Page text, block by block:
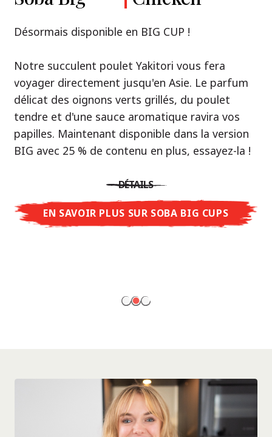
Trois univers de saveurs, un seul objectif : le
vrai ramen de niveau restaurant – sans le
restaurant.
Avec Nissin Ramen Premium, découvrez le
plaisir du ramen japonais comme jamais
Yuzu, épicé et relevé avec Spicy Miso, ou
crémeux et gourmand avec Tonkotsu. Le goût
authentique du restaurant – à savourer chez
Désormais disponible en BIG CUP !
Notre succulent poulet Yakitori vous fera
voyager directement jusqu'en Asie. Le parfum
délicat des oignons verts grillés, du poulet
tendre et d'une sauce aromatique ravira vos
papilles. Maintenant disponible dans la version
BIG avec 25 % de contenu en plus, essayez-la !
DÉTAILS
EN SAVOIR PLUS SUR SOBA BIG CUPS
Notre recommandation: découvrez le goût de
Ramen !
Une soupe ramen qui, comme la cuisine
thaïlandaise elle-même, est synonyme
d'équilibre parfait et d'harmonie gustative.
La saveur de poulet caramélisé combinée aux
expérience gustative asiatique authentique.
DÉTAILS